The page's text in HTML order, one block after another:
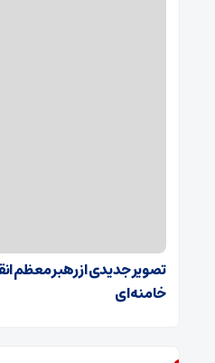
تصویر جدیدی از رهبر معظم
خامنه‌ای